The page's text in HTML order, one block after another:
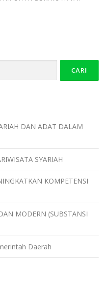
DAN ADAT DALAM
SYARIAH
KOMPETENSI
MODERN (SUBSTANSI
Daerah